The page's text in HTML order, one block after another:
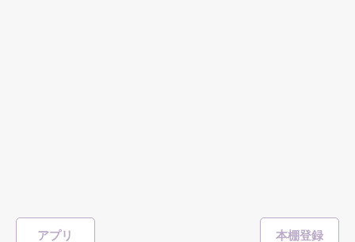
アプリ
イジワルな俺様幼なじみと